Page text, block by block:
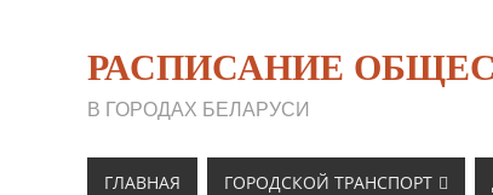
РАСПИСАНИЕ
В ГОРОДАХ БЕЛАРУСИ
ГЛАВНАЯ ГОРОДСКОЙ ТРАНСПОРТ